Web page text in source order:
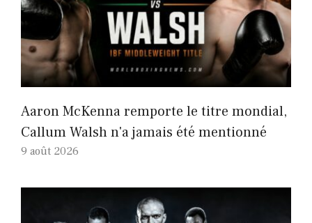
Aaron McKenna remporte le titre mondial,
Callum Walsh n'a jamais été mentionné
9 août 2026